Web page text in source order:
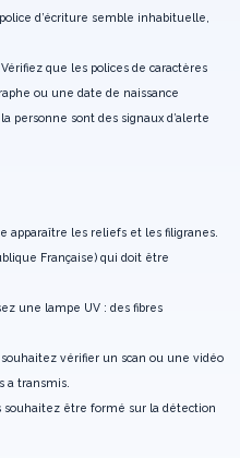
d’écriture semble inhabituelle,
Vérifiez que les polices de caractères
ou une date de naissance
personne sont des signaux d’alerte
apparaître les reliefs et les filigranes.
Française) qui doit être
une lampe UV : des fibres
souhaitez vérifier un scan ou une vidéo
a transmis.
souhaitez être formé sur la détection